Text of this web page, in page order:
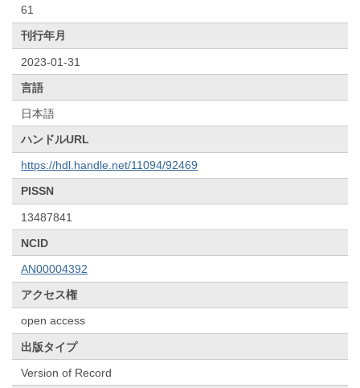
61
刊行年月
2023-01-31
言語
日本語
ハンドルURL
https://hdl.handle.net/11094/92469
PISSN
13487841
NCID
AN00004392
アクセス権
open access
出版タイプ
Version of Record